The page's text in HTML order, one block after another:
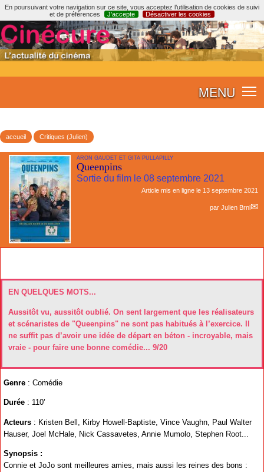
En poursuivant votre navigation sur ce site, vous acceptez l’utilisation de cookies de suivi
et de préférences
J’accepte Désactiver les cookies
MENU
accueil Critiques (Julien)
ARON GAUDET ET GITA PULLAPILLY
Queenpins
Sortie du film le 08 septembre 2021
Article mis en ligne le 13 septembre 2021
par Julien Brnl
EN QUELQUES MOTS...
Aussitôt vu, aussitôt oublié. On sent largement que les réalisateurs
et scénaristes de "Queenpins" ne sont pas habitués à l’exercice. Il
ne suffit pas d’avoir une idée de départ en béton - incroyable, mais
vraie - pour faire une bonne comédie... 9/20
Genre : Comédie
Durée : 110’
Acteurs : Kristen Bell, Kirby Howell-Baptiste, Vince Vaughn, Paul Walter
Hauser, Joel McHale, Nick Cassavetes, Annie Mumolo, Stephen Root...
Synopsis :
Connie et JoJo sont meilleures amies, mais aussi les reines des bons :